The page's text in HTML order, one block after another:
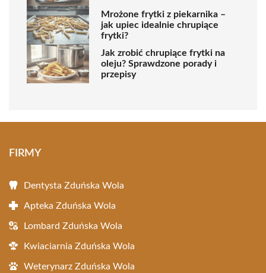
Mrożone frytki z piekarnika –
jak upiec idealnie chrupiące
frytki?
Jak zrobić chrupiące frytki na
oleju? Sprawdzone porady i
przepisy
FIRMY
Dentysta Zduńska Wola
Apteka Zduńska Wola
Lombard Zduńska Wola
Kwiaciarnia Zduńska Wola
Weterynarz Zduńska Wola